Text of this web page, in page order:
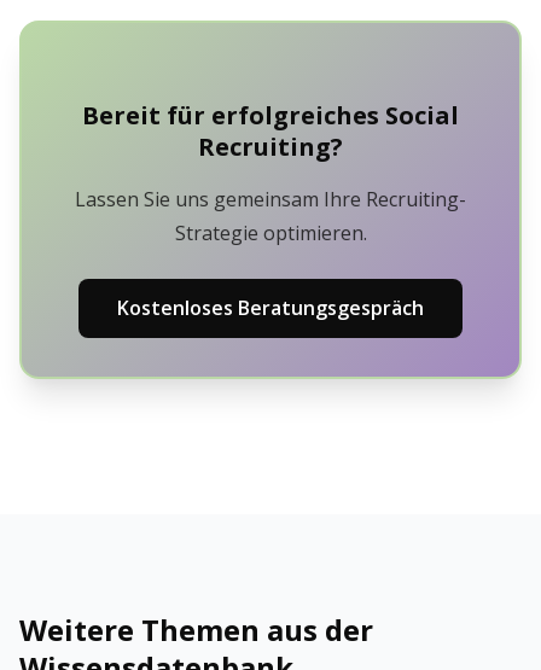
Bereit für erfolgreiches Social
Recruiting?
Lassen Sie uns gemeinsam Ihre Recruiting-
Strategie optimieren.
Kostenloses Beratungsgespräch
Weitere Themen aus der